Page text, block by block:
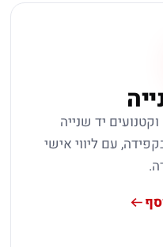
יד שנייה
עם ליווי אישי